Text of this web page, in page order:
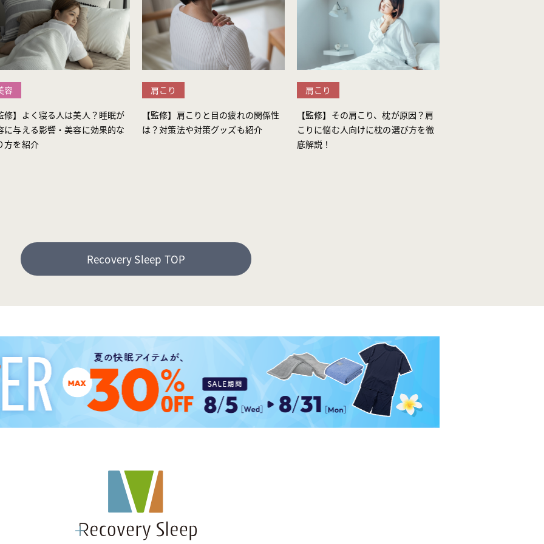
容
修】よく寝る人は美人？睡眠が
に与える影響・美容に効果的な
方を紹介
肩こり
【監修】肩こりと目の疲れの関係性
は？対策法や対策グッズも紹介
肩こり
【監修】その肩こり、枕が原因？肩
こりに悩む人向けに枕の選び方を徹
底解説！
Recovery Sleep TOP